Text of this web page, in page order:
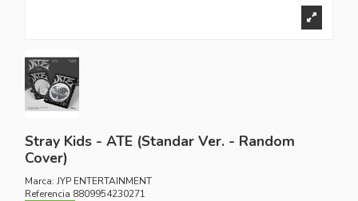
Stray Kids - ATE (Standar Ver. - Random
Cover)
Marca: JYP ENTERTAINMENT
Referencia 8809954230271